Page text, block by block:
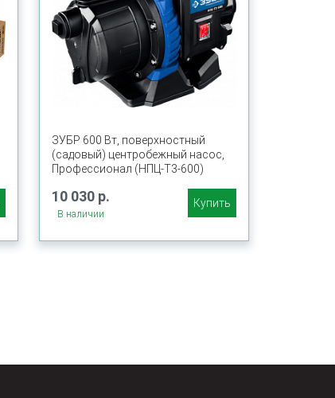
ЗУБР 600 Вт, поверхностный
(садовый) центробежный насос,
Профессионал (НПЦ-Т3-600)
10 030 р.
В наличии
Купить